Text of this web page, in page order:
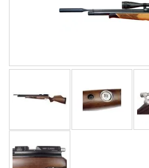
DETEKTORY KOVŮ